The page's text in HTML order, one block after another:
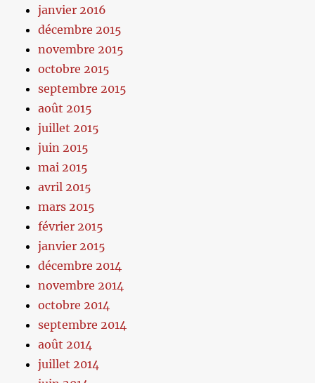
janvier 2016
décembre 2015
novembre 2015
octobre 2015
septembre 2015
août 2015
juillet 2015
juin 2015
mai 2015
avril 2015
mars 2015
février 2015
janvier 2015
décembre 2014
novembre 2014
octobre 2014
septembre 2014
août 2014
juillet 2014